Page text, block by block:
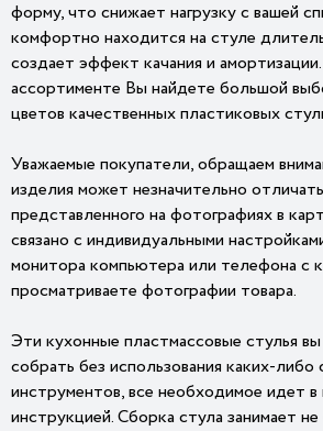
форму, что снижает нагрузку с вашей
комфортно находится на стуле
создает эффект качания и
ассортименте Вы найдете большой
цветов качественных пластиковых
Уважаемые покупатели, обращаем
изделия может незначительно
представленного на фотографиях в
связано с индивидуальными
монитора компьютера или телефона с
просматриваете фотографии товара.
Эти кухонные пластмассовые стулья
собрать без использования каких-либо
инструментов, все необходимое идет
инструкцией. Сборка стула занимает